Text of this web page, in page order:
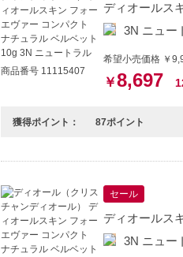
商品番号 11115407
ディオールス
3N ニュー
希望小売価格 ￥
￥8,697
獲得ポイント： 87ポイント
セール
ディオールス
3N ニュー